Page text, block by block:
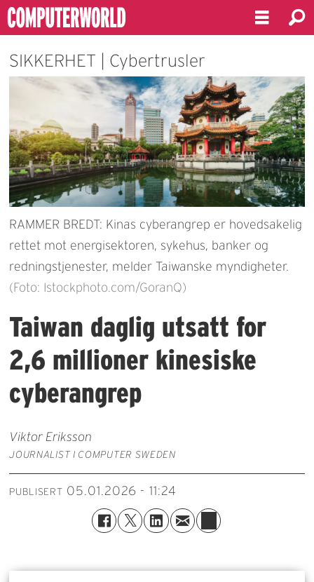
SIKKERHET | Cybertrusler
RAMMER BREDT: Kinas cyberangrep er hovedsakelig
rettet mot energisektoren, sykehus, banker og
redningstjenester, melder Taiwanske myndigheter.
(Foto: Istockphoto.com/GoranQ)
Taiwan daglig utsatt for
2,6 millioner kinesiske
cyberangrep
Viktor Eriksson
JOURNALIST I COMPUTER SWEDEN
PUBLISERT 05.01.2026 - 11:24